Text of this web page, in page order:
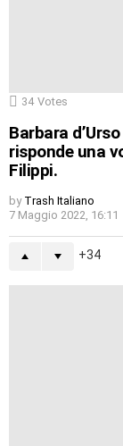
34 Votes
Barbara
risponde una
Filippi.
by Trash Italiano
7 Maggio 2022, 16:11
34